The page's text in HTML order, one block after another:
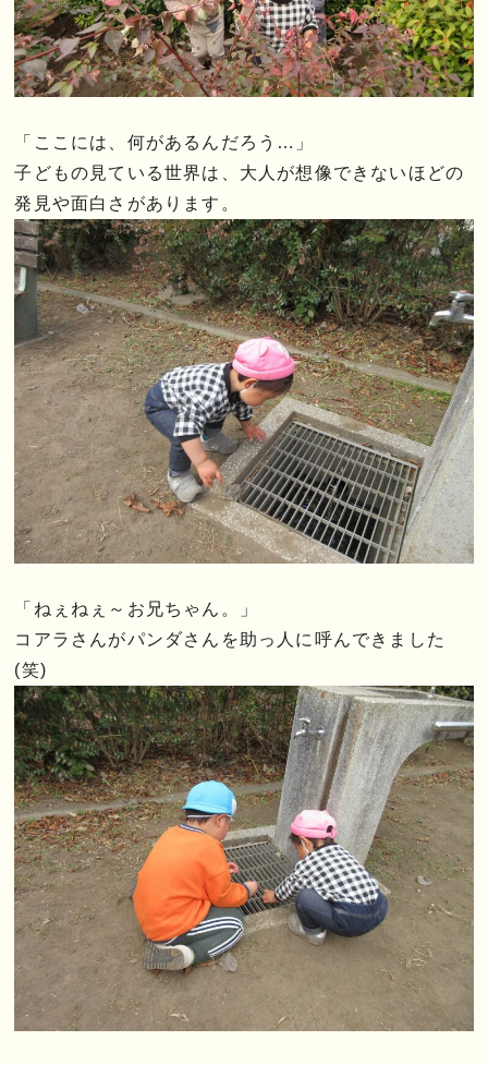
「ここには、何があるんだろう…」
子どもの見ている世界は、大人が想像できないほどの
発見や面白さがあります。
「ねぇねぇ～お兄ちゃん。」
コアラさんがパンダさんを助っ人に呼んできました
(笑)